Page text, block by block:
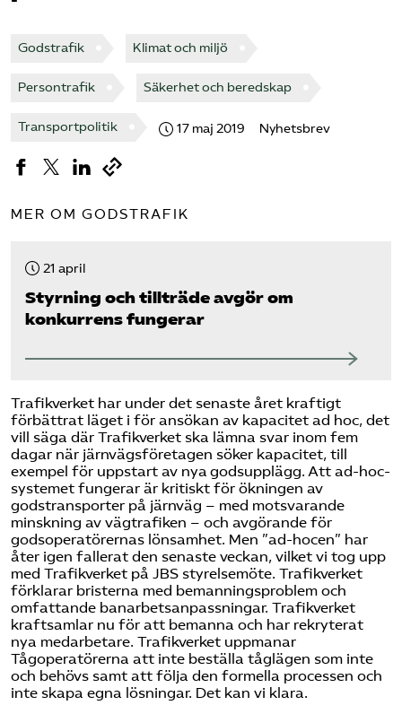
Logga in på Arbetsgivarguiden
Sök på tagforetagen.se
Godstrafik Klimat och miljö
Persontrafik Säkerhet och beredskap
Transportpolitik 17 maj 2019 Nyhetsbrev
MER OM GODSTRAFIK
21 april
Styrning och tillträde avgör om
konkurrens fungerar
Trafikverket har under det senaste året kraftigt
förbättrat läget i för ansökan av kapacitet ad hoc, det
vill säga där Trafikverket ska lämna svar inom fem
dagar när järnvägsföretagen söker kapacitet, till
exempel för uppstart av nya godsupplägg. Att ad-hoc-
systemet fungerar är kritiskt för ökningen av
godstransporter på järnväg – med motsvarande
minskning av vägtrafiken – och avgörande för
godsoperatörernas lönsamhet. Men ”ad-hocen” har
åter igen fallerat den senaste veckan, vilket vi tog upp
med Trafikverket på JBS styrelsemöte. Trafikverket
förklarar bristerna med bemanningsproblem och
omfattande banarbetsanpassningar. Trafikverket
kraftsamlar nu för att bemanna och har rekryterat
nya medarbetare. Trafikverket uppmanar
Tågoperatörerna att inte beställa tåglägen som inte
och behövs samt att följa den formella processen och
inte skapa egna lösningar. Det kan vi klara.